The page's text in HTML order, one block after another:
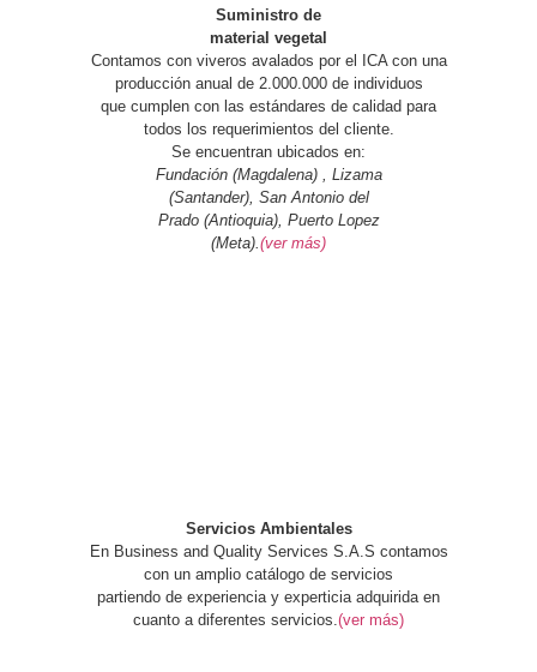
Suministro de
material vegetal
Contamos con viveros avalados por el ICA con una
producción anual de 2.000.000 de individuos
que cumplen con las estándares de calidad para
todos los requerimientos del cliente.
Se encuentran ubicados en:
Fundación (Magdalena) , Lizama
(Santander), San Antonio del
Prado (Antioquia), Puerto Lopez
(Meta). (ver más)
Servicios Ambientales
En Business and Quality Services S.A.S contamos
con un amplio catálogo de servicios
partiendo de experiencia y experticia adquirida en
cuanto a diferentes servicios. (ver más)